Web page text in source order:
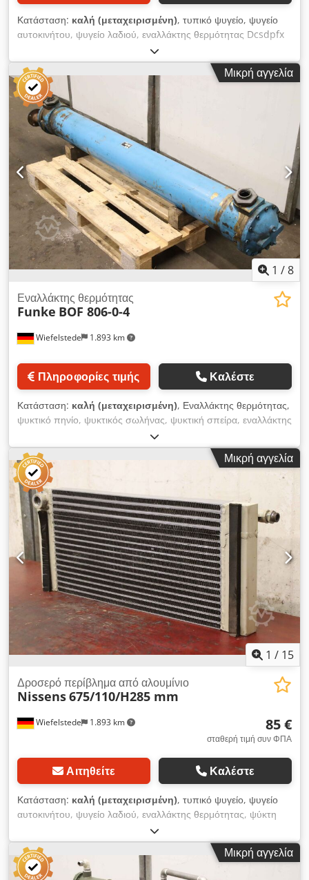
Κατάσταση: καλή (μεταχειρισμένη), τυπικό ψυγείο, ψυγείο
αυτοκινήτου, ψυγείο λαδιού, εναλλάκτης θερμότητας Dcsdpfx
Akji En Dqjbjk -Κατασκευαστής: Längerer & Reich, ελαφρύ
μεταλλικό ψυγείο λαδιού -Τύπος: δυστυχώς χωρίς ονομασία
τύπου -Μοτέρ: Siemens 0,37 kW -Πίεση: μέγιστη 16 bar
-Θερμοκρασία: μέγιστη 120 °C -Διαστάσεις: 560/330/H540 mm
-Βάρος: 28 kg
Μικρή αγγελία
1 /8
Wiefelstede 1.893 km
Εναλλάκτης θερμότητας
Funke BOF 806-0-4
Πληροφορίες τιμής Καλέστε
Κατάσταση: καλή (μεταχειρισμένη), Εναλλάκτης θερμότητας,
ψυκτικό πηνίο, ψυκτικός σωλήνας, ψυκτική σπείρα, εναλλάκτης
θερμότητας με σωλήνες, εναλλάκτης θερμότητας θαλασσινού
νερού - Κατασκευαστής: Funke, εναλλάκτης θερμότητας με
δεσμίδα σωλήνων - Τύπος: BOF 806-0-4 - Χωρητικότητα:
Χώρος μανδύα 50,7 l / Χώρος σωλήνων 22,0 l - Μέγιστη πίεση
λειτουργίας: 16 / 10 bar - Διαστάσεις: 2120/285/Υ305 mm -
Βάρος: 146 kg Dcsdowu S Rqjpfx Akbek
Μικρή αγγελία
1 / 15
Wiefelstede 1.893 km
Δροσερό περίβλημα από αλουμίνιο
Nissens675/110/H285 mm
85 €
σταθερή τιμή συν ΦΠΑ
Αιτηθείτε Καλέστε
Κατάσταση: καλή (μεταχειρισμένη), τυπικό ψυγείο, ψυγείο
αυτοκινήτου, ψυγείο λαδιού, εναλλάκτης θερμότητας, ψύκτη
υδραυλικού λαδιού, ψυγείο κινητήρα, ψυγείο νερού, τυπικό
ψυγείο Dedpomhmxujfx Akbjck -Κατασκευαστής: Nissens,
κρύο περίβλημα αλουμινίου -Τύπος: δυστυχώς χωρίς ονομασία
τύπου -Αριθμός: 2x διαθέσιμα ψυγεία -Τιμή: ανά τεμάχιο
Μικρή αγγελία